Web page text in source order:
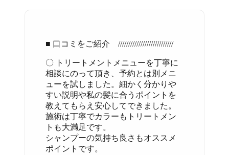
■ 口コミをご紹介 ///////////////////////////
〇 トリートメントメニューを丁寧に
相談にのって頂き、予約とは別メニ
ューを試しました。細かく分かりや
すい説明や私の髪に合うポイントを
教えてもらえ安心してできました。
施術は丁寧でカラーもトリートメン
トも大満足です。
シャンプーの気持ち良さもオススメ
ポイントです。